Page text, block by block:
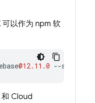
可以作为 npm 软
@12.11.0 --save
Cloud